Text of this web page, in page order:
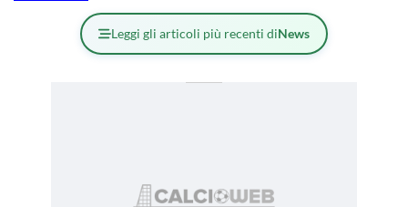
Leggi gli articoli più recenti diNews